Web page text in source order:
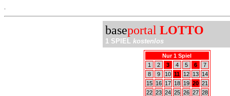
baseportal LOTTO
1 SPIEL kostenlos
Nur 1 Spiel
1
2 3 4 5 6
7
8
9 10 11 12 13
14
15
16 17 18 19 20 21
22 23 24 25 26 27 28